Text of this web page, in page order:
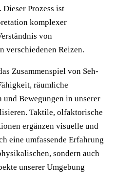
Prozess ist
komplexer
von
verschiedenen Reizen.
Zusammenspiel von Seh-
räumliche
Bewegungen in unserer
Taktile, olfaktorische
ergänzen visuelle und
eine umfassende Erfahrung
sondern auch
unserer Umgebung